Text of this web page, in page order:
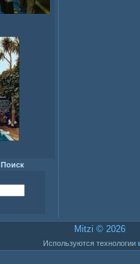
Поиск
Mitzi © 2026
Используются технологии